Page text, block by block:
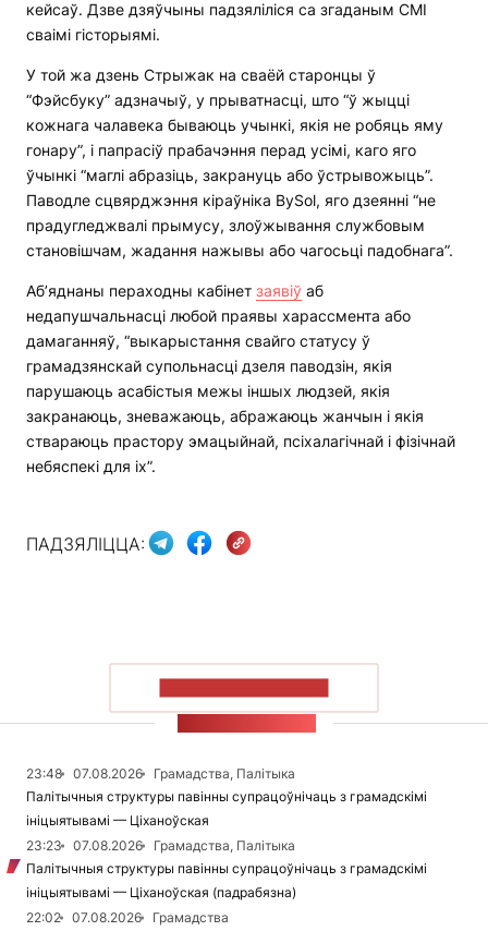
кейсаў. Дзве дзяўчыны падзяліліся са згаданым СМІ
сваімі гісторыямі.
У той жа дзень Стрыжак на сваёй старонцы ў
“Фэйсбуку” адзначыў, у прыватнасці, што “ў жыцці
кожнага чалавека бываюць учынкі, якія не робяць яму
гонару”, і папрасіў прабачэння перад усімі, каго яго
ўчынкі “маглі абразіць, закрануць або ўстрывожыць”.
Паводле сцвярджэння кіраўніка BySol, яго дзеянні “не
прадугледжвалі прымусу, злоўжывання службовым
становішчам, жадання нажывы або чагосьці падобнага”.
Аб’яднаны пераходны кабінет заявіў аб
недапушчальнасці любой праявы харассмента або
дамаганняў, “выкарыстання свайго статусу ў
грамадзянскай супольнасці дзеля паводзін, якія
парушаюць асабістыя межы іншых людзей, якія
закранаюць, зневажаюць, абражаюць жанчын і якія
ствараюць прастору эмацыйнай, псіхалагічнай і фізічнай
небяспекі для іх”.
ПАДЗЯЛІЦЦА:
23:48 07.08.2026
Грамадства, Палітыка
Палітычныя структуры павінны супрацоўнічаць з грамадскімі
ініцыятывамі — Ціханоўская
23:23
07.08.2026
Грамадства, Палітыка
Палітычныя структуры павінны супрацоўнічаць з грамадскімі
ініцыятывамі — Ціханоўская (падрабязна)
22:02
07.08.2026
Грамадства